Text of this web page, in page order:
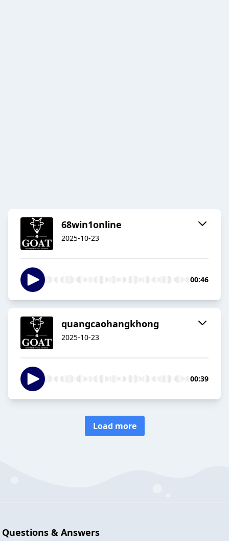
68win1online
2025-10-23
00:46
quangcaohangkhong
2025-10-23
00:39
Load more
Questions & Answers